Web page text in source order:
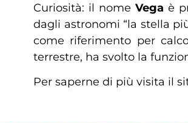
Curiosità: il nome Vega è
dagli astronomi “la stella
come riferimento per
terrestre, ha svolto la
Per saperne di più visita il